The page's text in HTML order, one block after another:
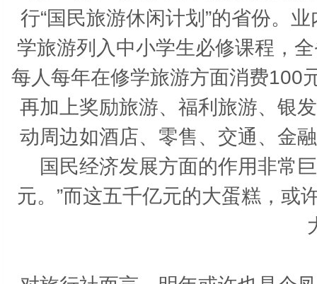
行“国民旅游休闲计划”的省份。
学旅游列入中小学生必修课程，
每人每年在修学旅游方面消费100
再加上奖励旅游、福利旅游、银
动周边如酒店、零售、交通、金
国民经济发展方面的作用非常
元。”而这五千亿元的大蛋糕，或